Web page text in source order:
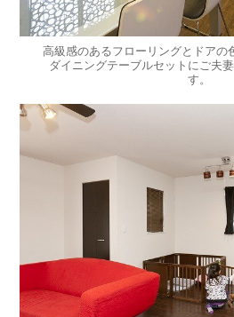
高級感のあるフローリングとドアの
ダイニングテーブルセットにご夫
す。